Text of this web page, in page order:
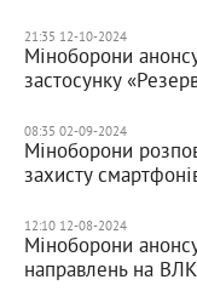
21:35 12-10-2024
Міноборони
застосунку
08:35 02-09-2024
Міноборони
захисту
12:10 12-08-2024
Міноборони
направлень на ВЛК